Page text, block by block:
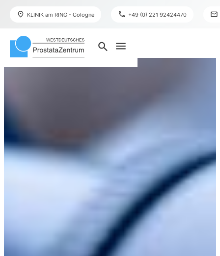
place KLINIK am RING - Cologne phone +49 (0) 221 92424470 mail
search menu